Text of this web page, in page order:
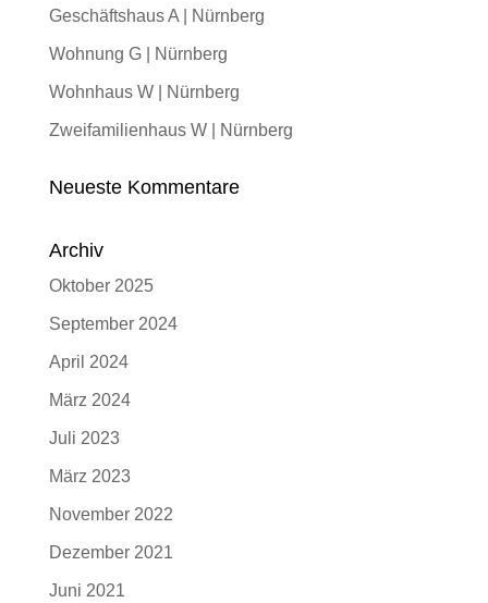
Geschäftshaus A | Nürnberg
Wohnung G | Nürnberg
Wohnhaus W | Nürnberg
Zweifamilienhaus W | Nürnberg
Neueste Kommentare
Archiv
Oktober 2025
September 2024
April 2024
März 2024
Juli 2023
März 2023
November 2022
Dezember 2021
Juni 2021